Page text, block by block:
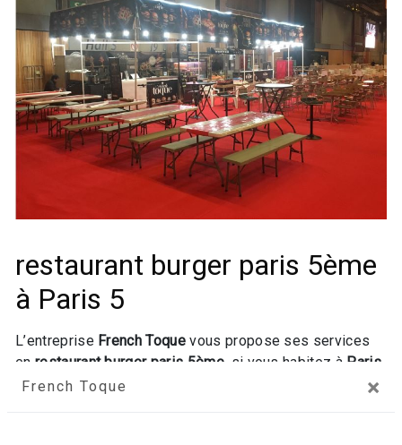
French Toque ×
restaurant burger paris 5ème
à Paris 5
L’entreprise French Toque vous propose ses services
en restaurant burger paris 5ème, si vous habitez à Paris
5. Entreprise usant d’une expérience et d’un savoir-faire